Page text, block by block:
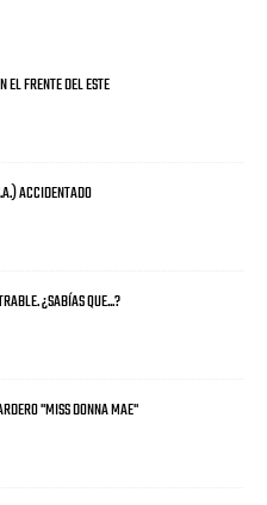
FRENTE DEL ESTE
ACCIDENTADO
¿SABÍAS QUE...?
"MISS DONNA MAE"